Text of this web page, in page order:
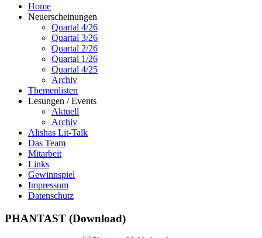
Home
Neuerscheinungen
Quartal 4/26
Quartal 3/26
Quartal 2/26
Quartal 1/26
Quartal 4/25
Archiv
Themenlisten
Lesungen / Events
Aktuell
Archiv
Alishas Lit-Talk
Das Team
Mitarbeit
Links
Gewinnspiel
Impressum
Datenschutz
PHANTAST (Download)